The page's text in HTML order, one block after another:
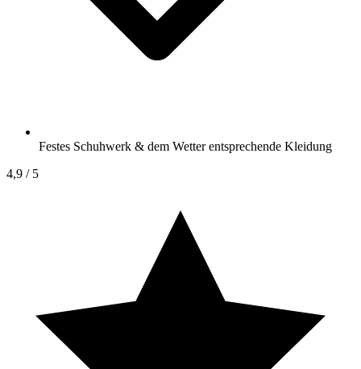
Festes Schuhwerk & dem Wetter entsprechende Kleidung
4,9 / 5